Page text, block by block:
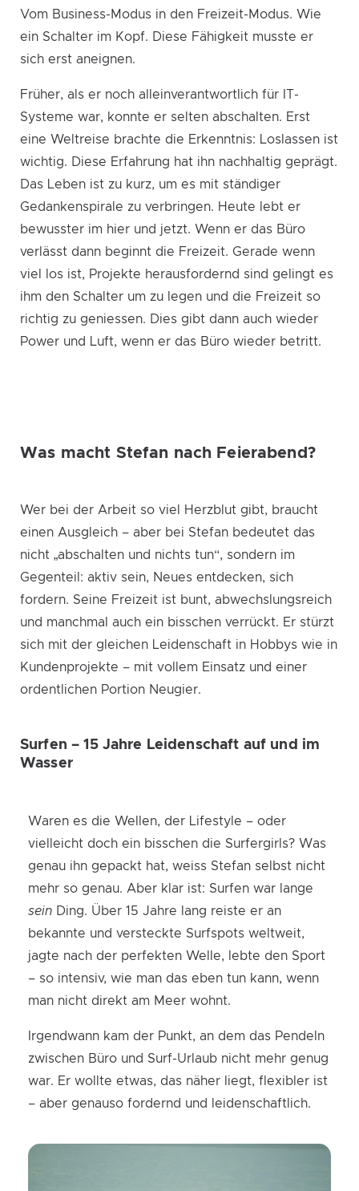
Vom Business-Modus in den Freizeit-Modus. Wie
ein Schalter im Kopf. Diese Fähigkeit musste er
sich erst aneignen.
Früher, als er noch alleinverantwortlich für IT-
Systeme war, konnte er selten abschalten. Erst
eine Weltreise brachte die Erkenntnis: Loslassen ist
wichtig. Diese Erfahrung hat ihn nachhaltig geprägt.
Das Leben ist zu kurz, um es mit ständiger
Gedankenspirale zu verbringen. Heute lebt er
bewusster im hier und jetzt. Wenn er das Büro
verlässt dann beginnt die Freizeit. Gerade wenn
viel los ist, Projekte herausfordernd sind gelingt es
ihm den Schalter um zu legen und die Freizeit so
richtig zu geniessen. Dies gibt dann auch wieder
Power und Luft, wenn er das Büro wieder betritt.
Was macht Stefan nach Feierabend?
Wer bei der Arbeit so viel Herzblut gibt, braucht
einen Ausgleich – aber bei Stefan bedeutet das
nicht „abschalten und nichts tun“, sondern im
Gegenteil: aktiv sein, Neues entdecken, sich
fordern. Seine Freizeit ist bunt, abwechslungsreich
und manchmal auch ein bisschen verrückt. Er stürzt
sich mit der gleichen Leidenschaft in Hobbys wie in
Kundenprojekte – mit vollem Einsatz und einer
ordentlichen Portion Neugier.
Surfen – 15 Jahre Leidenschaft auf und im
Wasser
Waren es die Wellen, der Lifestyle – oder
vielleicht doch ein bisschen die Surfergirls? Was
genau ihn gepackt hat, weiss Stefan selbst nicht
mehr so genau. Aber klar ist: Surfen war lange
sein Ding. Über 15 Jahre lang reiste er an
bekannte und versteckte Surfspots weltweit,
jagte nach der perfekten Welle, lebte den Sport
– so intensiv, wie man das eben tun kann, wenn
man nicht direkt am Meer wohnt.
Irgendwann kam der Punkt, an dem das Pendeln
zwischen Büro und Surf-Urlaub nicht mehr genug
war. Er wollte etwas, das näher liegt, flexibler ist
– aber genauso fordernd und leidenschaftlich.